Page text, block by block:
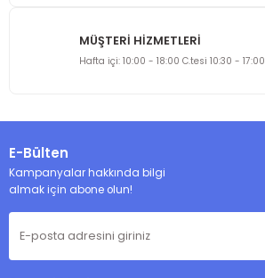
MÜŞTERİ HİZMETLERİ
Hafta içi: 10:00 - 18:00 C.tesi 10:30 - 17:00
E-Bülten
Kampanyalar hakkında bilgi
almak için abone olun!